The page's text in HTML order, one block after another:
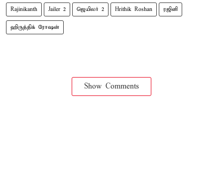
Rajinikanth Jailer 2 ஜெயிலர் 2 Hrithik Roshan ரஜினி
ஹிருத்திக் ரோஷன்
Show Comments